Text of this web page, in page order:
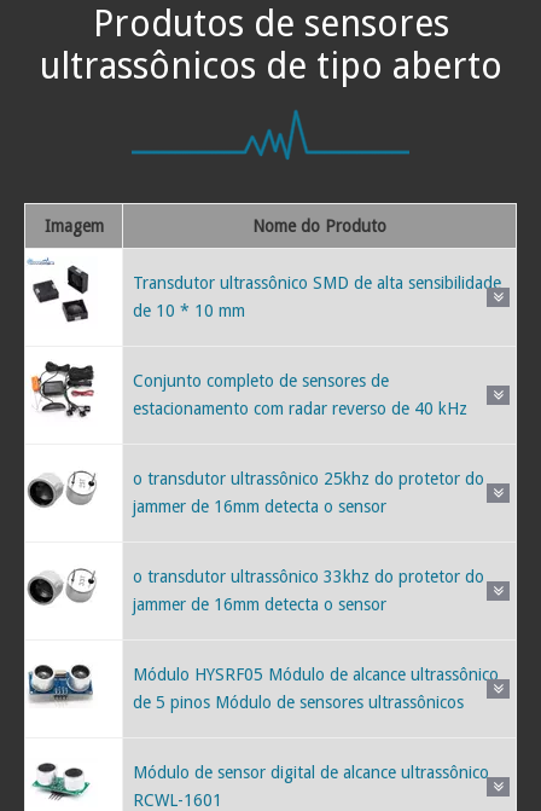
Produtos de sensores
ultrassônicos de tipo aberto
Imagem Nome do Produto
Transdutor ultrassônico SMD de alta sensibilidade
de 10 * 10 mm
Conjunto completo de sensores de
estacionamento com radar reverso de 40 kHz
o transdutor ultrassônico 25khz do protetor do
jammer de 16mm detecta o sensor
o transdutor ultrassônico 33khz do protetor do
jammer de 16mm detecta o sensor
Módulo HYSRF05 Módulo de alcance ultrassônico
de 5 pinos Módulo de sensores ultrassônicos
Módulo de sensor digital de alcance ultrassônico
RCWL-1601